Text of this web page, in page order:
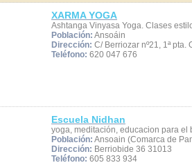
XARMA YOGA
Ashtanga Vinyasa Yoga. Clases
Población: Ansoáin
Dirección: C/ Berriozar nº21, 1ª pta.
Teléfono: 620 047 676
Escuela Nidhan
yoga, meditación, educacion para el
Población: Ansoain (Comarca de
Dirección: Berriobide 36 31013
Teléfono: 605 833 934